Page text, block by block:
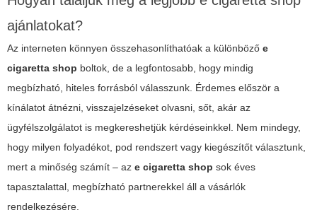
ajánlatokat?
Az interneten könnyen összehasonlíthatóak a különböző e
cigaretta shop boltok, de a legfontosabb, hogy mindig
megbízható, hiteles forrásból válasszunk. Érdemes először a
kínálatot átnézni, visszajelzéseket olvasni, sőt, akár az
ügyfélszolgálatot is megkereshetjük kérdéseinkkel. Nem mindegy,
hogy milyen folyadékot, pod rendszert vagy kiegészítőt választunk,
mert a minőség számít – az e cigaretta shop sok éves
tapasztalattal, megbízható partnerekkel áll a vásárlók
rendelkezésére.